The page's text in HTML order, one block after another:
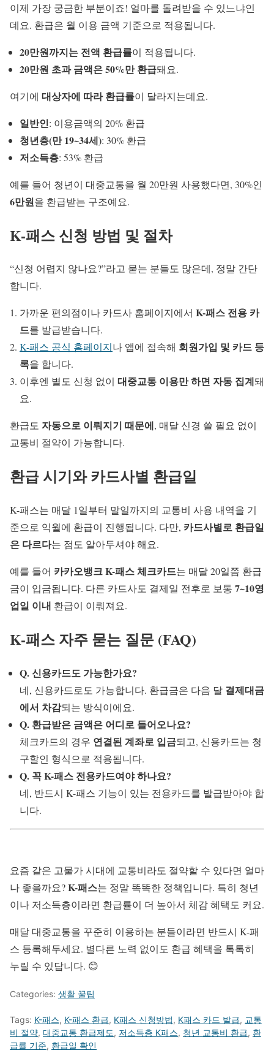
이제 가장 궁금한 부분이죠! 얼마를 돌려받을 수 있느냐인
데요. 환급은 월 이용 금액 기준으로 적용됩니다.
20만원까지는 전액 환급률이 적용됩니다.
20만원 초과 금액은 50%만 환급돼요.
여기에 대상자에 따라 환급률이 달라지는데요.
일반인: 이용금액의 20% 환급
청년층(만 19~34세): 30% 환급
저소득층: 53% 환급
예를 들어 청년이 대중교통을 월 20만원 사용했다면, 30%인
6만원을 환급받는 구조예요.
K-패스 신청 방법 및 절차
“신청 어렵지 않나요?”라고 묻는 분들도 많은데, 정말 간단
합니다.
가까운 편의점이나 카드사 홈페이지에서 K-패스 전용 카
드를 발급받습니다.
K-패스 공식 홈페이지나 앱에 접속해 회원가입 및 카드 등
록을 합니다.
이후엔 별도 신청 없이 대중교통 이용만 하면 자동 집계돼
요.
환급도 자동으로 이뤄지기 때문에, 매달 신경 쓸 필요 없이
교통비 절약이 가능합니다.
환급 시기와 카드사별 환급일
K-패스는 매달 1일부터 말일까지의 교통비 사용 내역을 기
준으로 익월에 환급이 진행됩니다. 다만, 카드사별로 환급일
은 다르다는 점도 알아두셔야 해요.
예를 들어 카카오뱅크 K-패스 체크카드는 매달 20일쯤 환급
금이 입금됩니다. 다른 카드사도 결제일 전후로 보통 7~10영
업일 이내 환급이 이뤄져요.
K-패스 자주 묻는 질문 (FAQ)
Q. 신용카드도 가능한가요?
네, 신용카드로도 가능합니다. 환급금은 다음 달 결제대금
에서 차감되는 방식이에요.
Q. 환급받은 금액은 어디로 들어오나요?
체크카드의 경우 연결된 계좌로 입금되고, 신용카드는 청
구할인 형식으로 적용됩니다.
Q. 꼭 K-패스 전용카드여야 하나요?
네, 반드시 K-패스 기능이 있는 전용카드를 발급받아야 합
니다.
요즘 같은 고물가 시대에 교통비라도 절약할 수 있다면 얼마
나 좋을까요?K-패스는 정말 똑똑한 정책입니다. 특히 청년
이나 저소득층이라면 환급률이 더 높아서 체감 혜택도 커요.
매달 대중교통을 꾸준히 이용하는 분들이라면 반드시 K-패
스 등록해두세요. 별다른 노력 없이도 환급 혜택을 톡톡히
누릴 수 있답니다. 😊
Categories: 생활 꿀팁
Tags: K-패스, K-패스 환급, K패스 신청방법, K패스 카드 발급, 교통
비 절약, 대중교통 환급제도, 저소득층 K패스, 청년 교통비 환급, 환
급률 기준, 환급일 확인